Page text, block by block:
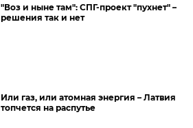
"Воз и ныне там": СПГ-проект "пухнет" –
решения так и нет
Или газ, или атомная энергия – Латвия
топчется на распутье